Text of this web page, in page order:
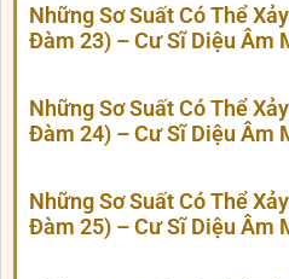
Những Sơ Suất Có Thể
Đàm 23) – Cư Sĩ Diệu Âm
Những Sơ Suất Có Thể
Đàm 24) – Cư Sĩ Diệu Âm
Những Sơ Suất Có Thể
Đàm 25) – Cư Sĩ Diệu Âm